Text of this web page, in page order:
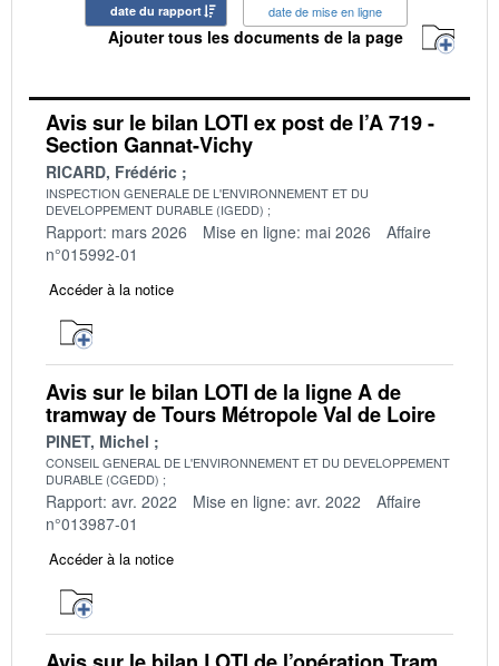
date du rapport date de mise en ligne
Ajouter tous les documents de la page
Avis sur le bilan LOTI ex post de l’A 719 -
Section Gannat-Vichy
RICARD, Frédéric
INSPECTION GENERALE DE L'ENVIRONNEMENT ET DU
DEVELOPPEMENT DURABLE (IGEDD)
Rapport: mars 2026 Mise en ligne: mai 2026
Affaire
n°015992-01
Accéder à la notice
Avis sur le bilan LOTI de la ligne A de
tramway de Tours Métropole Val de Loire
PINET, Michel
CONSEIL GENERAL DE L'ENVIRONNEMENT ET DU DEVELOPPEMENT
DURABLE (CGEDD)
Rapport: avr. 2022 Mise en ligne: avr. 2022
Affaire
n°013987-01
Accéder à la notice